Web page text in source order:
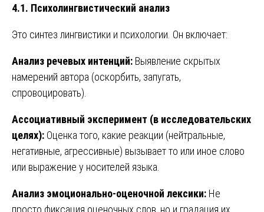
4.1. Психолингвистический анализ
Это синтез лингвистики и психологии. Он включает:
Анализ речевых интенций: Выявление скрытых
намерений автора (оскорбить, запугать,
спровоцировать).
Ассоциативный эксперимент (в исследовательских
целях): Оценка того, какие реакции (нейтральные,
негативные, агрессивные) вызывает то или иное слово
или выражение у носителей языка.
Анализ эмоционально-оценочной лексики: Не
просто фиксация оценочных слов, но и градация их